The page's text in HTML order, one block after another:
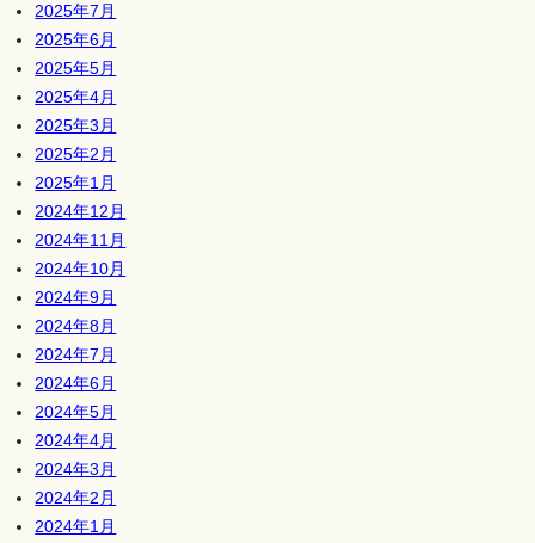
2025年7月
2025年6月
2025年5月
2025年4月
2025年3月
2025年2月
2025年1月
2024年12月
2024年11月
2024年10月
2024年9月
2024年8月
2024年7月
2024年6月
2024年5月
2024年4月
2024年3月
2024年2月
2024年1月